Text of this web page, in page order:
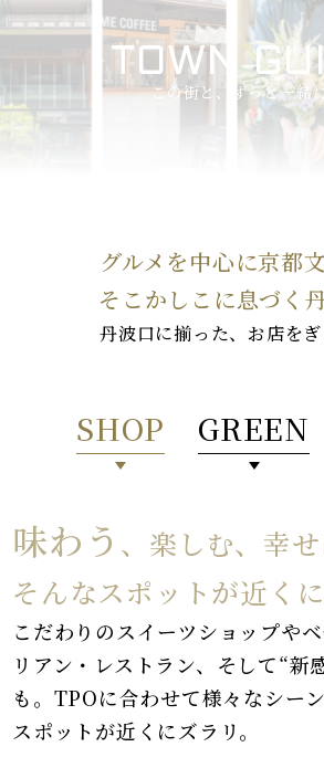
TOWN
この街と、ずっと一緒
グルメを中心に京都文
そこかしこに息づく丹
丹波口に揃った、お店をぎ
SHOP GREEN
味わう 、楽しむ、幸せ
そんなスポットが近くに
こだわりのスイーツショップや
リアン・レストラン、 そして“新
も。 TPOに合わせて様々なシー
スポットが近くにズラリ。